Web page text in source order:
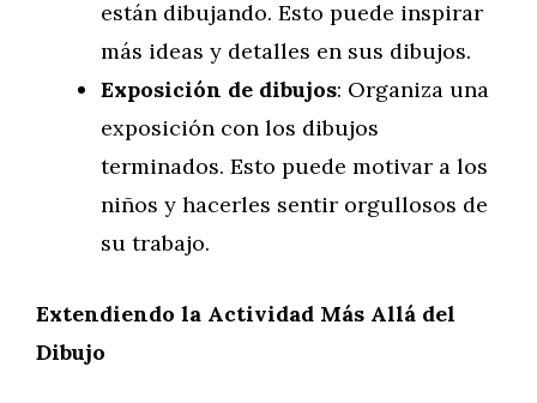
están dibujando. Esto puede inspirar
más ideas y detalles en sus dibujos.
Exposición de dibujos: Organiza una
exposición con los dibujos
terminados. Esto puede motivar a los
niños y hacerles sentir orgullosos de
su trabajo.
Extendiendo la Actividad Más Allá del
Dibujo